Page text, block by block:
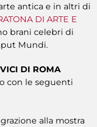
antica e in altri di
DI ARTE E
brani celebri di
Mundi.
DI ROMA
con le seguenti
alla mostra